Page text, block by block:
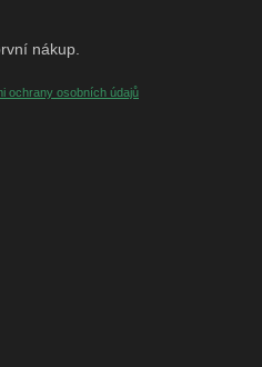
nákup.
ochrany osobních údajů